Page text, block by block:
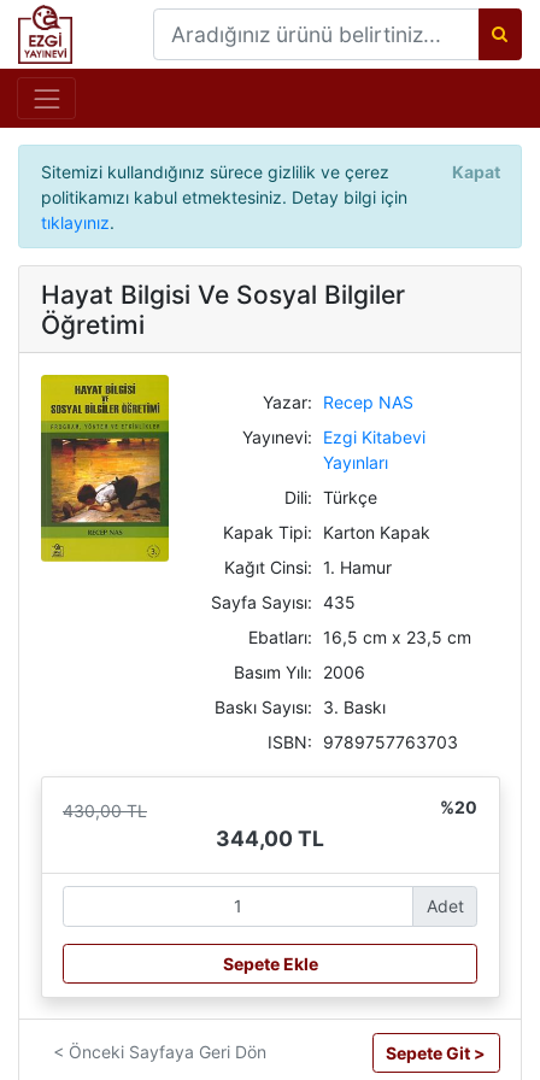
Sitemizi kullandığınız sürece gizlilik ve çerez
politikamızı kabul etmektesiniz. Detay bilgi için
tıklayınız.
Kapat
Hayat Bilgisi Ve Sosyal Bilgiler
Öğretimi
Yazar:
Recep NAS
Yayınevi:
Ezgi Kitabevi
Yayınları
Dili: Türkçe
Kapak Tipi:
Karton Kapak
Kağıt Cinsi: 1. Hamur
Sayfa Sayısı: 435
Ebatları: 16,5 cm x 23,5 cm
Basım Yılı:
2006
Baskı Sayısı:
3. Baskı
ISBN:
9789757763703
430,00 TL %20
344,00 TL
Adet
Sepete Ekle
< Önceki Sayfaya Geri Dön Sepete Git >